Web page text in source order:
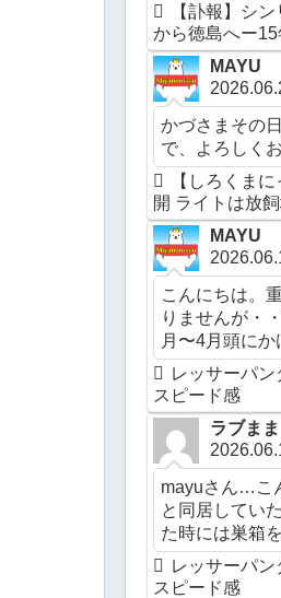
【訃報】シ
から徳島へー
MAYU
かづさまその
で、よろしく
【しろくま
開 ライトは放
MAYU
こんにちは。
りませんが・
月〜4月頭に
レッサーパ
スピード感
ラブまま
mayuさん…こ
と同居してい
た時には巣箱
レッサーパ
スピード感